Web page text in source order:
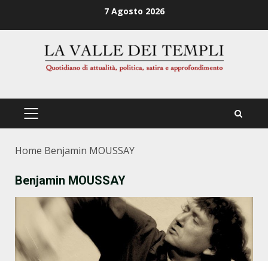
7 Agosto 2026
PRIMÄRES
Home Benjamin MOUSSAY
Benjamin MOUSSAY